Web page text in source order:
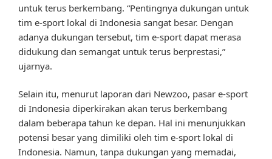
untuk terus berkembang. “Pentingnya dukungan untuk
tim e-sport lokal di Indonesia sangat besar. Dengan
adanya dukungan tersebut, tim e-sport dapat merasa
didukung dan semangat untuk terus berprestasi,”
ujarnya.
Selain itu, menurut laporan dari Newzoo, pasar e-sport
di Indonesia diperkirakan akan terus berkembang
dalam beberapa tahun ke depan. Hal ini menunjukkan
potensi besar yang dimiliki oleh tim e-sport lokal di
Indonesia. Namun, tanpa dukungan yang memadai,